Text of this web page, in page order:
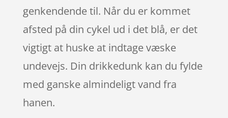
genkendende til. Når du er kommet
afsted på din cykel ud i det blå, er det
vigtigt at huske at indtage væske
undevejs. Din drikkedunk kan du fylde
med ganske almindeligt vand fra
hanen.